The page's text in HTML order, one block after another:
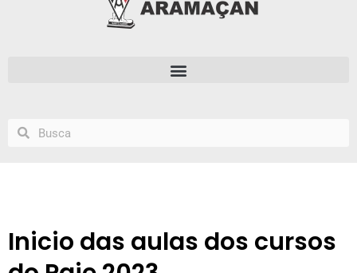
Inicio das aulas dos cursos